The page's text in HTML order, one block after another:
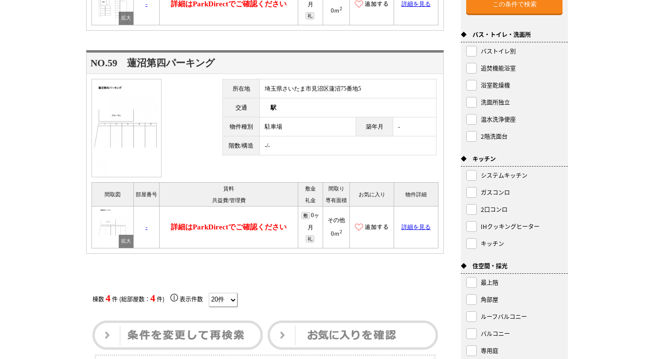
- 詳細はParkDirectでご確認ください
月
礼
0ｍ2
詳細を見る
NO.59 蓮沼第四パーキング
所在地 埼玉県さいたま市見沼区蓮沼75番地5
交通 駅
物件種別 駐車場 築年月 -
階数/構造 -/-
間取図 部屋番号
賃料
共益費/管理費
敷金
礼金
間取り
専有面積
お気に入り 物件詳細
- 詳細はParkDirectでご確認ください
敷 0ヶ
月
礼
その他
0ｍ2
詳細を見る
棟数4件 (総部屋数： 4件) 表示件数
◆ バス・トイレ・洗面所
バストイレ別
追焚機能浴室
浴室乾燥機
洗面所独立
温水洗浄便座
2階洗面台
◆ キッチン
システムキッチン
ガスコンロ
2口コンロ
IHクッキングヒーター
キッチン
◆ 住空間・採光
最上階
角部屋
ルーフバルコニー
バルコニー
専用庭